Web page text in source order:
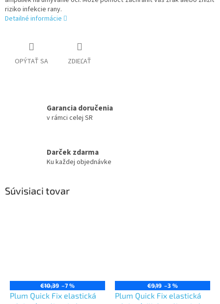
riziko infekcie rany.
Detailné informácie
OPÝTAŤ SA ZDIEĽAŤ
Garancia doručenia
v rámci celej SR
Darček zdarma
Ku každej objednávke
Súvisiaci tovar
€10,39 –7 %
Plum Quick Fix elastická
€9,19 –3 %
Plum Quick Fix elastická